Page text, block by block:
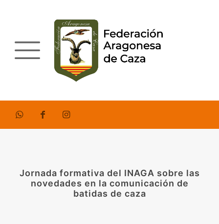
Jornada formativa del INAGA sobre las
novedades en la comunicación de
batidas de caza